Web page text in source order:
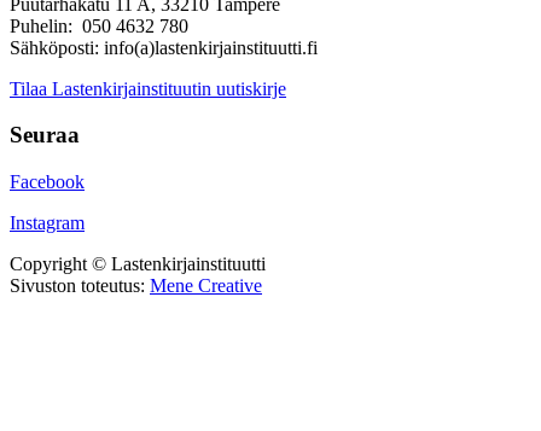
Puhelin: 050 4632 780
Sähköposti: info(a)lastenkirjainstituutti.fi
Tilaa Lastenkirjainstituutin uutiskirje
Seuraa
Facebook
Instagram
Copyright © Lastenkirjainstituutti
Sivuston toteutus: Mene Creative